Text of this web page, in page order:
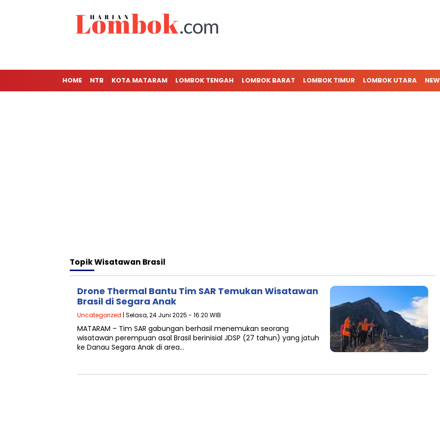
HOME NTB KOTA MATARAM LOMBOK TENGAH LOMBOK BARAT LOMBOK TIMUR LOMBOK UTARA
TopikWisatawan Brasil
Drone Thermal Bantu Tim SAR Temukan Wisatawan
Brasil di Segara Anak
Uncategorized | Selasa, 24 Juni 2025 - 16:20 WIB
MATARAM – Tim SAR gabungan berhasil menemukan seorang
wisatawan perempuan asal Brasil berinisial JDSP (27 tahun) yang jatuh
ke Danau Segara Anak di area…